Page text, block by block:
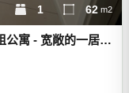
公寓 - 宽敞的一居室
1 62 m2